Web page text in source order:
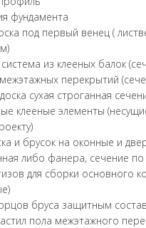
фундамента
под первый венец (
из клееных балок
перекрытий
сухая строганная
клееные элементы
и брусок на оконные и
либо фанера, сечение по
для сборки основного
бруса защитным
пола межэтажного